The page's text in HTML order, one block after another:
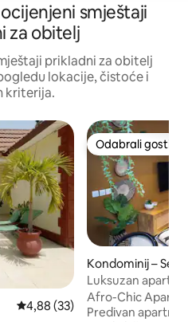
smještaji
za obitelj
prikladni za obitelj
lokacije, čistoće i
kriterija.
Prosječna ocjena: 4,88/5,
4,88 (33)
Odabrali gosti
Odabrali gosti
Kondominij –
Luksuzan
Afro-Chic
Predivan